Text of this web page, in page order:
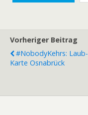
Vorheriger Beitrag
#NobodyKehrs: Laub-
Karte Osnabrück